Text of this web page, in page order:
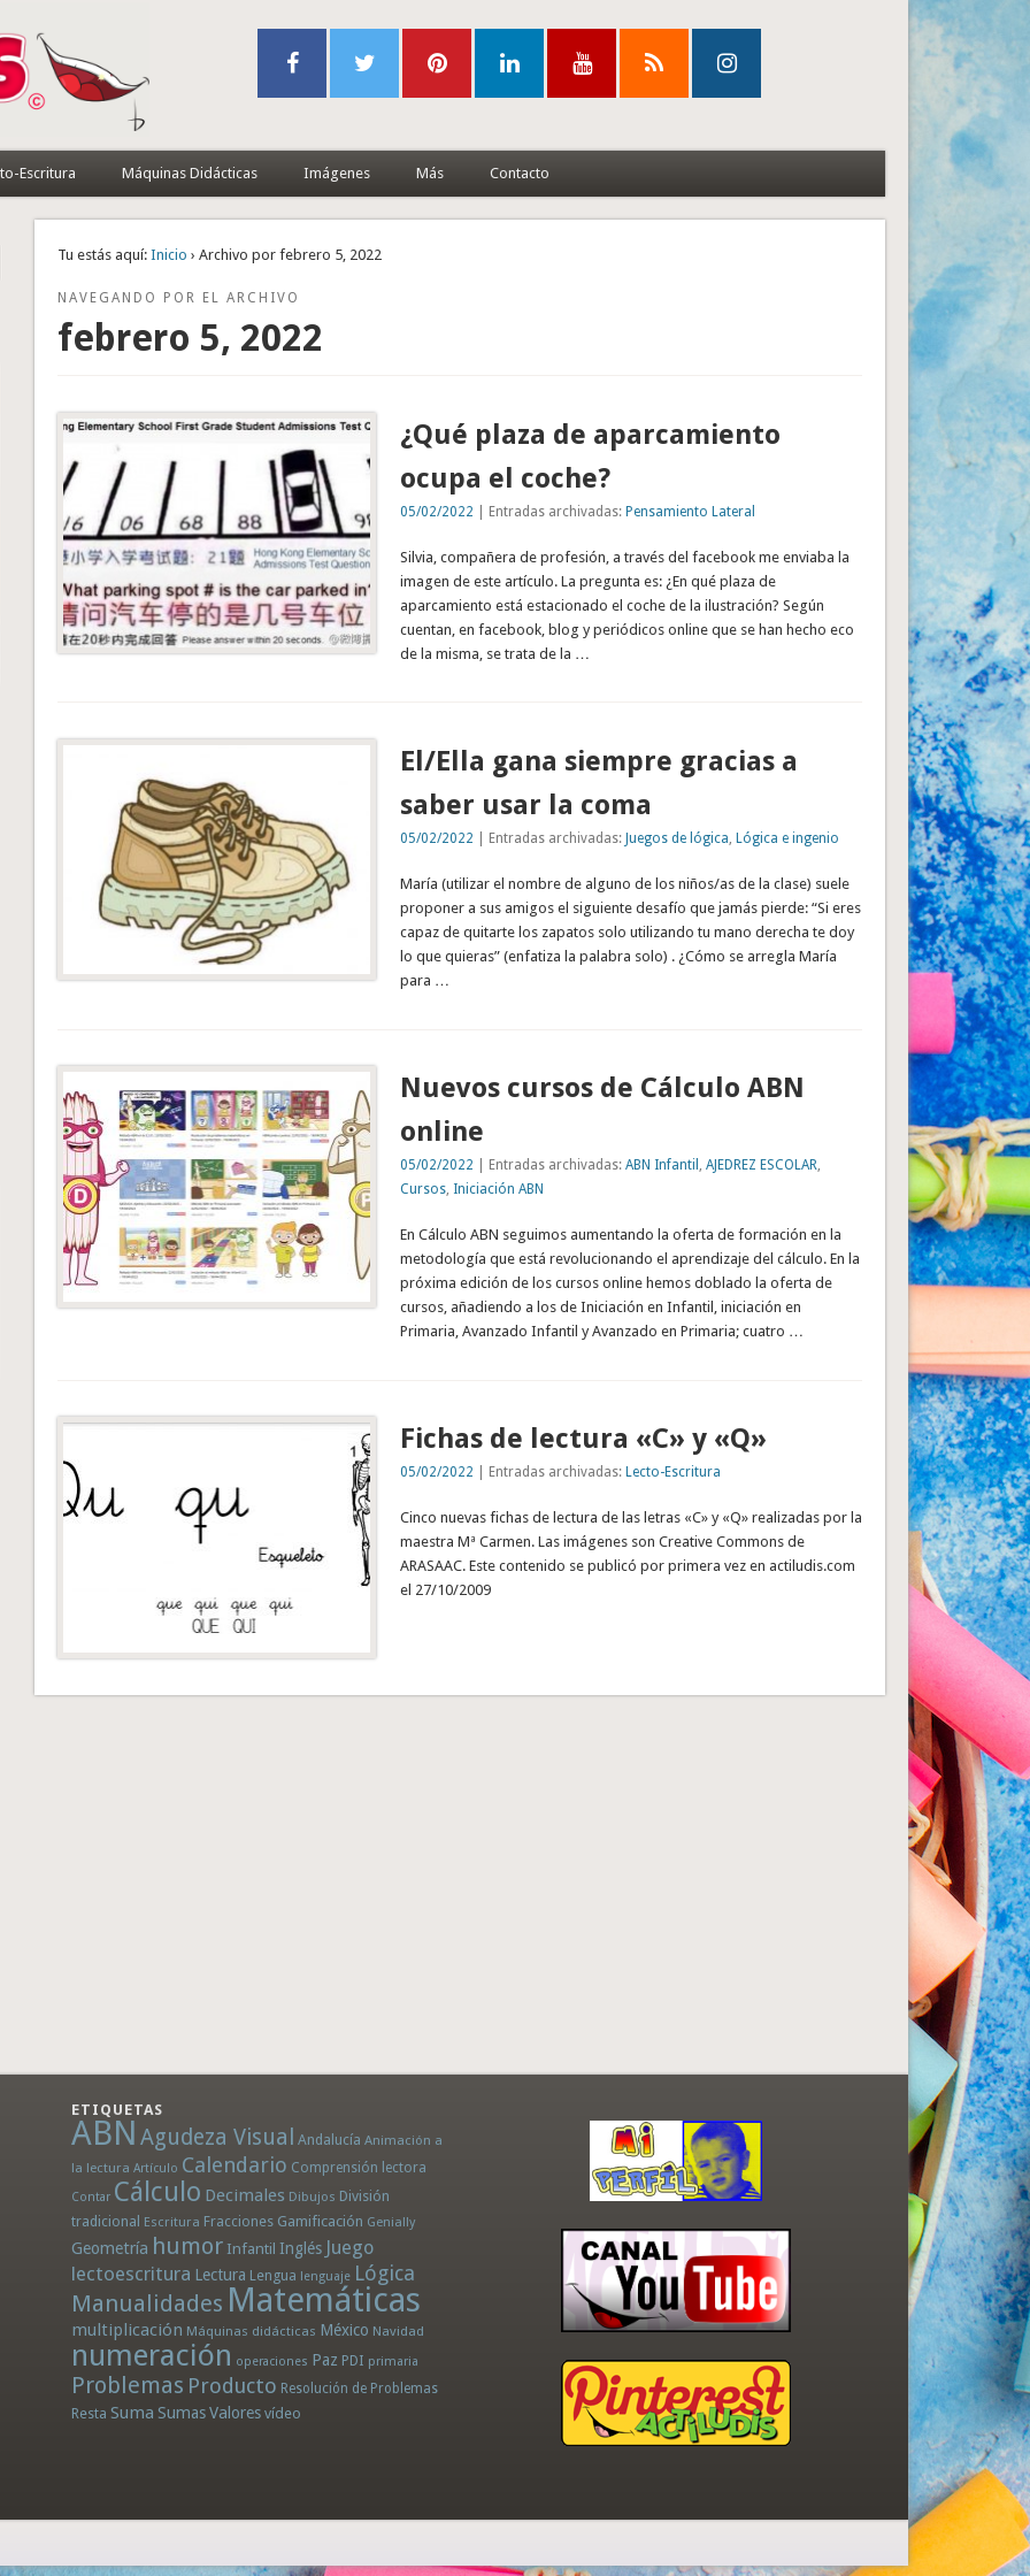
Escritura Máquinas Didácticas Imágenes Más Contacto
Tu estás aquí: Inicio › Archivo por febrero 5, 2022
NAVEGANDO POR EL ARCHIVO
febrero 5, 2022
¿Qué plaza de aparcamiento
ocupa el coche?
05/02/2022 | Entradas archivadas: Pensamiento Lateral
Silvia, compañera de profesión, a través del facebook me enviaba la
imagen de este artículo. La pregunta es: ¿En qué plaza de
aparcamiento está estacionado el coche de la ilustración? Según
cuentan, en facebook, blog y periódicos online que se han hecho eco
de la misma, se trata de la …
El/Ella gana siempre gracias a
saber usar la coma
05/02/2022 | Entradas archivadas: Juegos de lógica, Lógica e ingenio
María (utilizar el nombre de alguno de los niños/as de la clase) suele
proponer a sus amigos el siguiente desafío que jamás pierde: “Si eres
capaz de quitarte los zapatos solo utilizando tu mano derecha te doy
lo que quieras” (enfatiza la palabra solo) . ¿Cómo se arregla María
para …
Nuevos cursos de Cálculo ABN
online
05/02/2022 | Entradas archivadas: ABN Infantil , AJEDREZ ESCOLAR,
Cursos, Iniciación ABN
En Cálculo ABN seguimos aumentando la oferta de formación en la
metodología que está revolucionando el aprendizaje del cálculo. En la
próxima edición de los cursos online hemos doblado la oferta de
cursos, añadiendo a los de Iniciación en Infantil, iniciación en
Primaria, Avanzado Infantil y Avanzado en Primaria; cuatro …
Fichas de lectura «C» y «Q»
05/02/2022 | Entradas archivadas: Lecto-Escritura
Cinco nuevas fichas de lectura de las letras «C» y «Q» realizadas por la
maestra Mª Carmen. Las imágenes son Creative Commons de
ARASAAC. Este contenido se publicó por primera vez en actiludis.com
el 27/10/2009
ETIQUETAS
ABN Agudeza Visual Andalucía Animación a
la lectura Artículo Calendario Comprensión lectora
Contar Cálculo Decimales Dibujos División
tradicional Escritura Fracciones Gamificación Genially
Geometría humor Infantil Inglés Juego
lectoescritura Lectura Lengua lenguaje Lógica
Manualidades Matemáticas
multiplicación Máquinas didácticas México Navidad
numeración operaciones Paz PDI primaria
Problemas Producto Resolución de Problemas
Resta Suma SumasValores vídeo